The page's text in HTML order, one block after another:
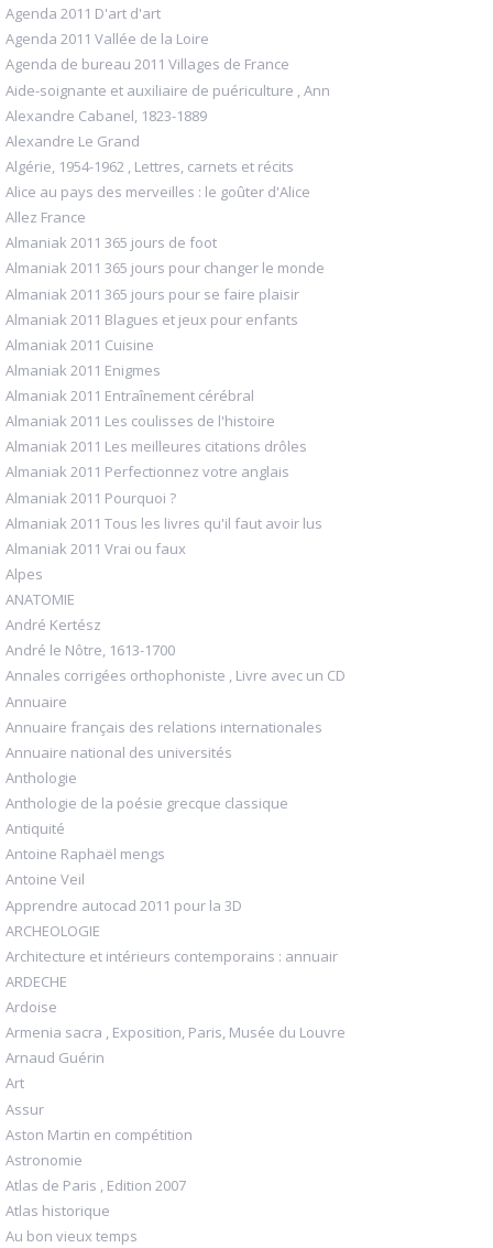
Agenda 2011 D'art d'art
Agenda 2011 Vallée de la Loire
Agenda de bureau 2011 Villages de France
Aide-soignante et auxiliaire de puériculture , Ann
Alexandre Cabanel, 1823-1889
Alexandre Le Grand
Algérie, 1954-1962 , Lettres, carnets et récits
Alice au pays des merveilles : le goûter d'Alice
Allez France
Almaniak 2011 365 jours de foot
Almaniak 2011 365 jours pour changer le monde
Almaniak 2011 365 jours pour se faire plaisir
Almaniak 2011 Blagues et jeux pour enfants
Almaniak 2011 Cuisine
Almaniak 2011 Enigmes
Almaniak 2011 Entraînement cérébral
Almaniak 2011 Les coulisses de l'histoire
Almaniak 2011 Les meilleures citations drôles
Almaniak 2011 Perfectionnez votre anglais
Almaniak 2011 Pourquoi ?
Almaniak 2011 Tous les livres qu'il faut avoir lus
Almaniak 2011 Vrai ou faux
Alpes
ANATOMIE
André Kertész
André le Nôtre, 1613-1700
Annales corrigées orthophoniste , Livre avec un CD
Annuaire
Annuaire français des relations internationales
Annuaire national des universités
Anthologie
Anthologie de la poésie grecque classique
Antiquité
Antoine Raphaël mengs
Antoine Veil
Apprendre autocad 2011 pour la 3D
ARCHEOLOGIE
Architecture et intérieurs contemporains : annuair
ARDECHE
Ardoise
Armenia sacra , Exposition, Paris, Musée du Louvre
Arnaud Guérin
Art
Assur
Aston Martin en compétition
Astronomie
Atlas de Paris , Edition 2007
Atlas historique
Au bon vieux temps